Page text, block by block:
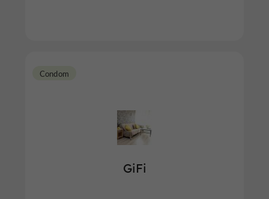
GiFi
Condom